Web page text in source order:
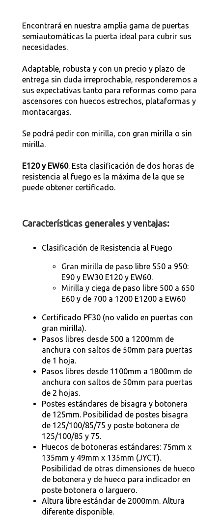
Encontrará en nuestra amplia gama de puertas
semiautomáticas la puerta ideal para cubrir sus
necesidades.
Adaptable, robusta y con un precio y plazo de
entrega sin duda irreprochable, responderemos a
sus expectativas tanto para reformas como para
ascensores con huecos estrechos, plataformas y
montacargas.
Se podrá pedir con mirilla, con gran mirilla o sin
mirilla.
E120 y EW60. Esta clasificación de dos horas de
resistencia al fuego es la máxima de la que se
puede obtener certificado.
Características generales y ventajas:
Clasificación de Resistencia al Fuego
Gran mirilla de paso libre 550 a 950:
E90 y EW30 E120 y EW60.
Mirilla y ciega de paso libre 500 a 650
E60 y de 700 a 1200 E1200 a EW60
Certificado PF30 (no valido en puertas con
gran mirilla).
Pasos libres desde 500 a 1200mm de
anchura con saltos de 50mm para puertas
de 1 hoja.
Pasos libres desde 1100mm a 1800mm de
anchura con saltos de 50mm para puertas
de 2 hojas.
Postes estándares de bisagra y botonera
de 125mm. Posibilidad de postes bisagra
de 125/100/85/75 y poste botonera de
125/100/85 y 75.
Huecos de botoneras estándares: 75mm x
135mm y 49mm x 135mm (JYCT).
Posibilidad de otras dimensiones de hueco
de botonera y de hueco para indicador en
poste botonera o larguero.
Altura libre estándar de 2000mm. Altura
diferente disponible.